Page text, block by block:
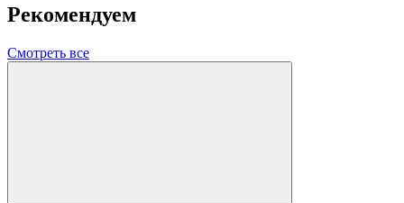
Рекомендуем
Смотреть все